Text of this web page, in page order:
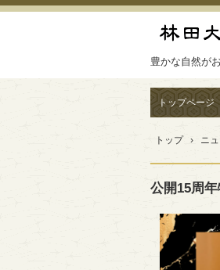
豊かな自然が
トップページ
トップ › ニ
公開15周